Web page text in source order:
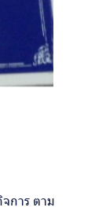
การ ตาม